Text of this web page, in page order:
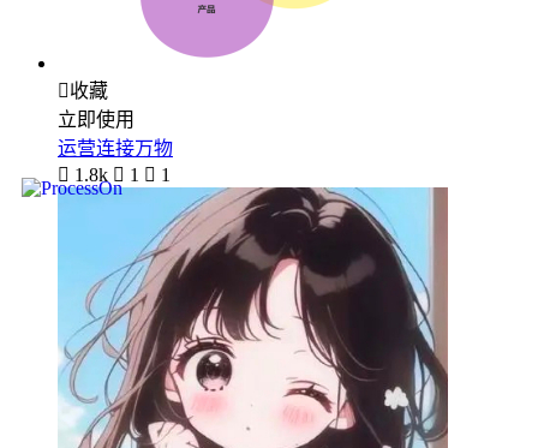
收藏
立即使用
运营连接万物
 1.8k  1  1